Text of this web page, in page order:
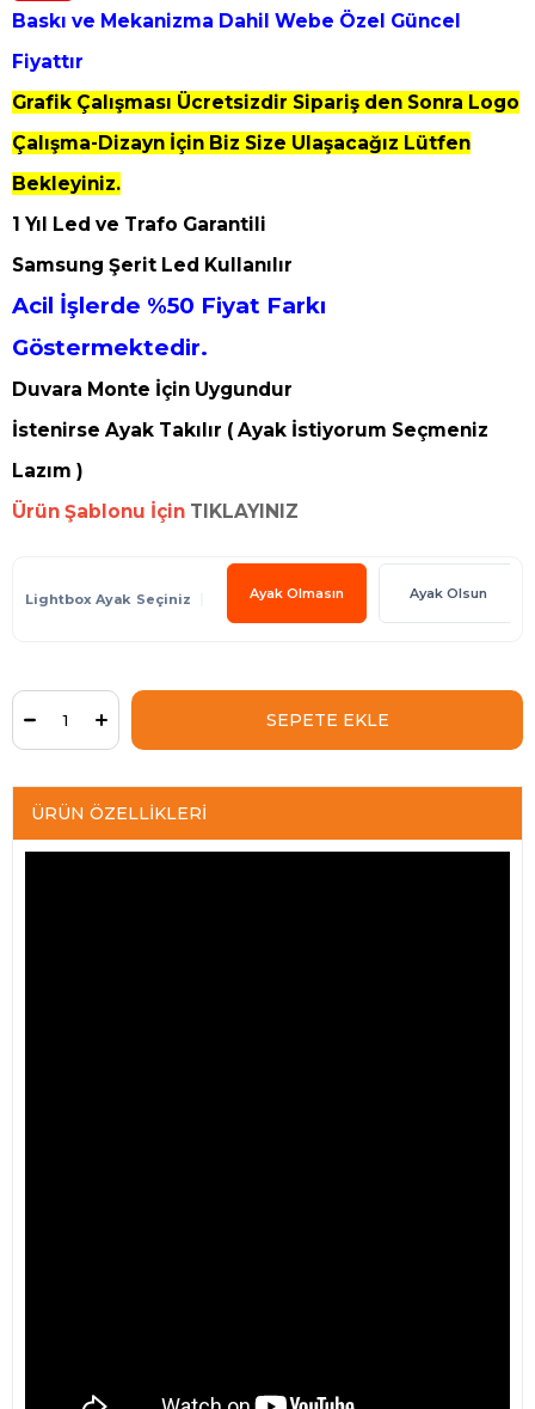
Baskı ve Mekanizma Dahil Webe Özel Güncel
Fiyattır
Grafik Çalışması Ücretsizdir Sipariş den Sonra Logo
Çalışma-Dizayn İçin Biz Size Ulaşacağız Lütfen
Bekleyiniz.
1 Yıl Led ve Trafo Garantili
Samsung Şerit Led Kullanılır
Acil İşlerde %50 Fiyat Farkı
Göstermektedir.
Duvara Monte İçin Uygundur
İstenirse Ayak Takılır ( Ayak İstiyorum Seçmeniz
Lazım )
Ürün Şablonu İçin TIKLAYINIZ
Lightbox Ayak Ayak Olmasın Ayak Olsun
ÜRÜN ÖZELLIKLERI